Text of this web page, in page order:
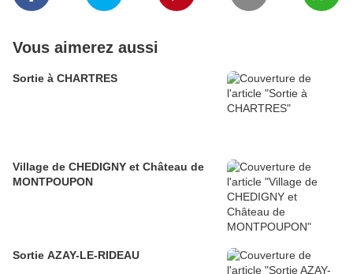
Vous aimerez aussi
Sortie à CHARTRES
Village de CHEDIGNY et Château de
MONTPOUPON
Sortie AZAY-LE-RIDEAU